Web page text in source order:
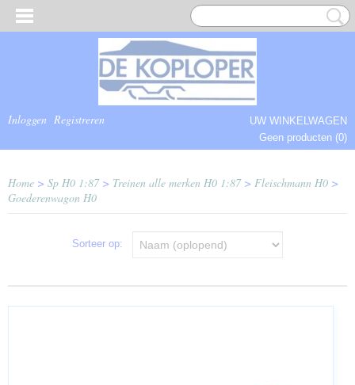
Inloggen Registreren
UW WINKELWAGEN
Geen producten (0)
Home > Sp H0 1:87> Treinen alle merken H0 1:87> Fleischmann H0 >
Goederenwagon H0
Sorteer op: